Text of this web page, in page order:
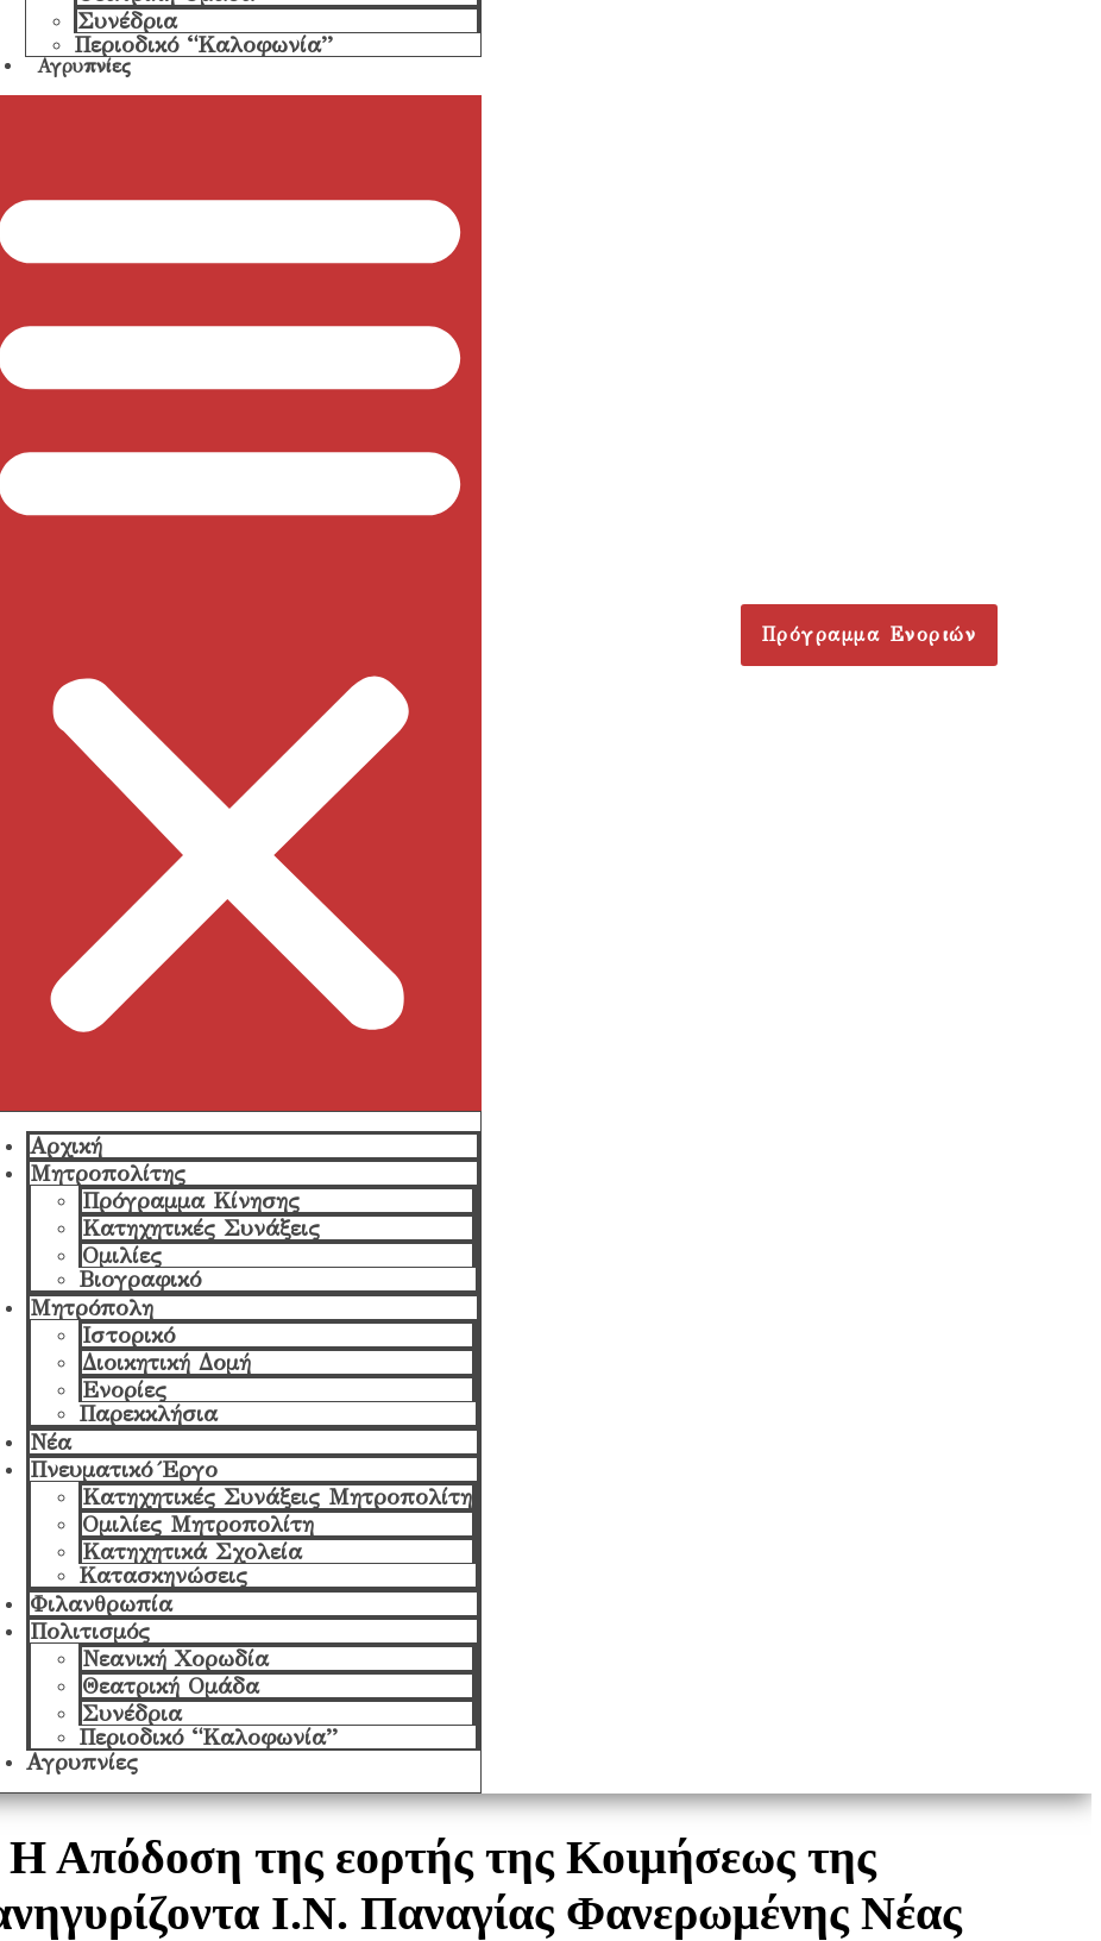
Συνέδρια
Περιοδικό “Καλοφωνία”
Αγρυπνίες
Αρχική
Μητροπολίτης
Πρόγραμμα Κίνησης
Κατηχητικές Συνάξεις
Ομιλίες
Βιογραφικό
Μητρόπολη
Ιστορικό
Διοικητική Δομή
Ενορίες
Παρεκκλήσια
Νέα
Πνευματικό Έργο
Κατηχητικές Συνάξεις Μητροπολίτη
Ομιλίες Μητροπολίτη
Κατηχητικά Σχολεία
Κατασκηνώσεις
Φιλανθρωπία
Πολιτισμός
Νεανική Χορωδία
Θεατρική Ομάδα
Συνέδρια
Περιοδικό “Καλοφωνία”
Αγρυπνίες
Πρόγραμμα Ενοριών
Απόδοση της εορτής της Κοιμήσεως της
Ι.Ν. Παναγίας Φανερωμένης Νέας